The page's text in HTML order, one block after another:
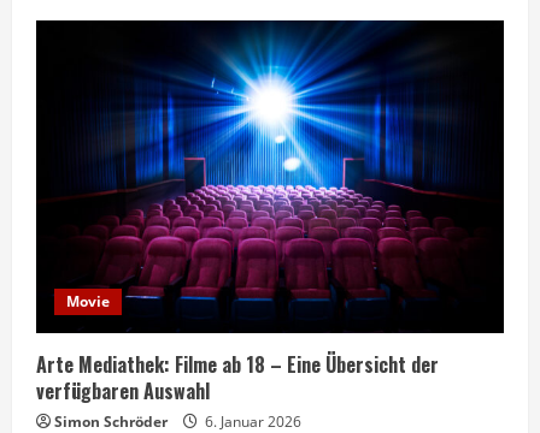
Movie
Arte Mediathek: Filme ab 18 – Eine Übersicht der
verfügbaren Auswahl
Simon Schröder 6. Januar 2026